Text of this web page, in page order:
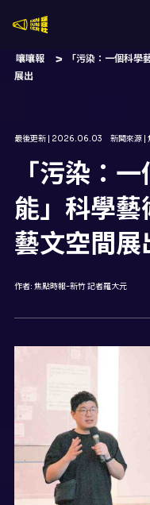
嚷嚷報
「污染：一個科
展出
最後更新 | 2026.06.03 新聞來源 |
「污染：
能」科學
藝文空間展
作者: 焦點時報-新竹 記者羅大元